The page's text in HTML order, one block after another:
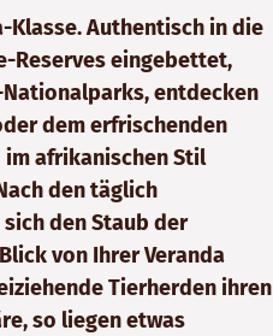
Klasse. Authentisch in die
Reserves eingebettet,
entdecken
dem erfrischenden
afrikanischen Stil
den täglich
den Staub der
von Ihrer Veranda
Tierherden ihren
so liegen etwas